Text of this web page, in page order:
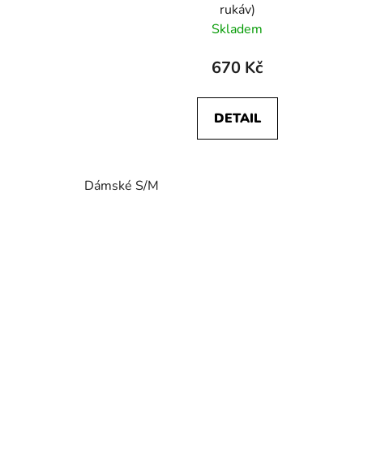
rukáv)
Skladem
670 Kč
DETAIL
Dámské S/M